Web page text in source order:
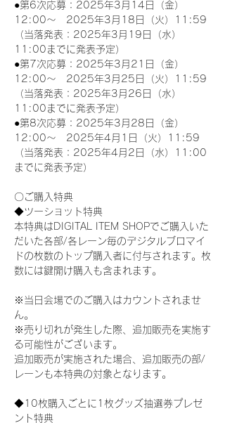
●第6次応募：2025年3月14日（金）
12:00～　2025年3月18日（火）11:59
（当落発表：2025年3月19日（水）
11:00までに発表予定）
●第7次応募：2025年3月21日（金）
12:00～　2025年3月25日（火）11:59
（当落発表：2025年3月26日（水）
11:00までに発表予定）
●第8次応募：2025年3月28日（金）
12:00～　2025年4月1日（火）11:59
（当落発表：2025年4月2日（水）11:00
までに発表予定）
〇ご購入特典
◆ツーショット特典
本特典はDIGITAL ITEM SHOPでご購入いた
だいた各部/各レーン毎のデジタルブロマイ
ドの枚数のトップ購入者に付与されます。枚
数には鍵開け購入も含まれます。
※当日会場でのご購入はカウントされませ
ん。
※売り切れが発生した際、追加販売を実施す
る可能性がございます。
追加販売が実施された場合、追加販売の部/
レーンも本特典の対象となります。
◆10枚購入ごとに1枚グッズ抽選券プレゼ
ント特典